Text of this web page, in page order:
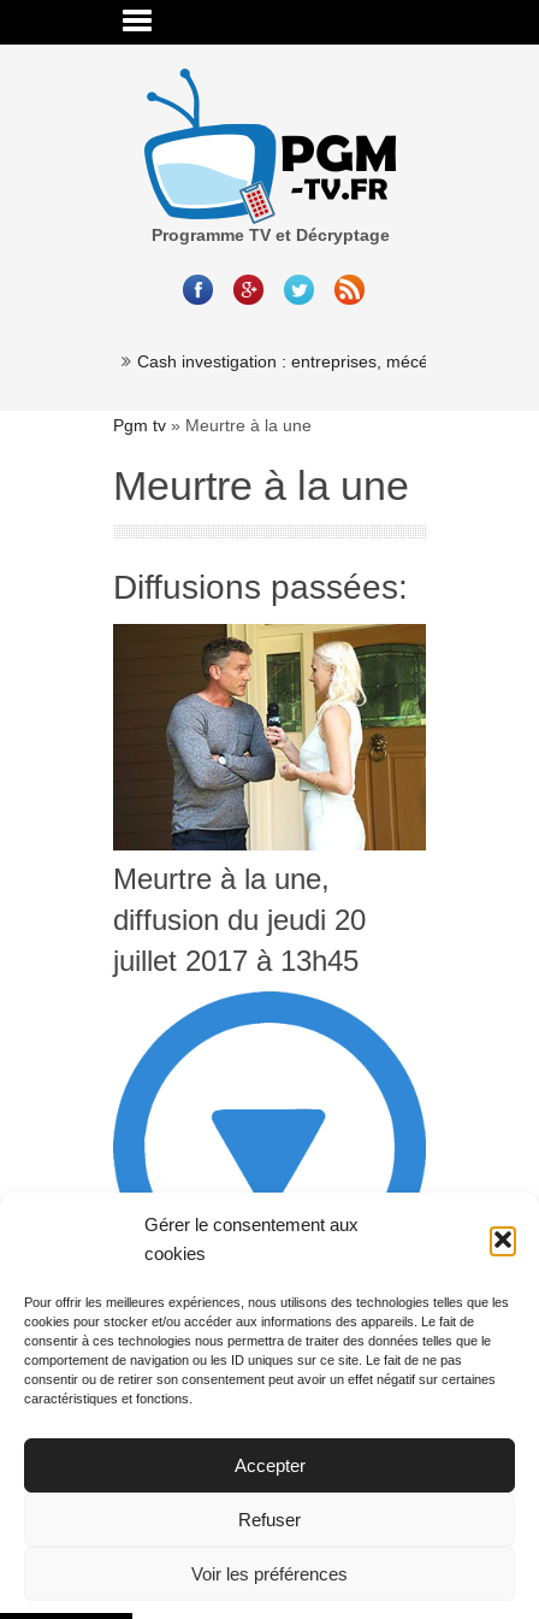
Gérer le consentement aux
cookies
Pour offrir les meilleures expériences, nous utilisons des technologies telles que les
cookies pour stocker et/ou accéder aux informations des appareils. Le fait de
consentir à ces technologies nous permettra de traiter des données telles que le
comportement de navigation ou les ID uniques sur ce site. Le fait de ne pas
consentir ou de retirer son consentement peut avoir un effet négatif sur certaines
caractéristiques et fonctions.
Accepter
Refuser
Voir les préférences
Programme TV et Décryptage
Cash investigation : entreprises, mécénat,
Pgm tv » Meurtre à la une
Meurtre à la une
Diffusions passées:
Meurtre à la une,
diffusion du jeudi 20
juillet 2017 à 13h45
Rechercher votre
programme
Votre soirée :